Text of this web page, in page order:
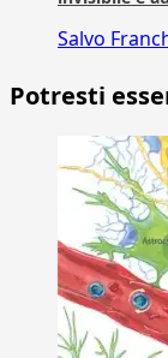
Salvo
Potresti